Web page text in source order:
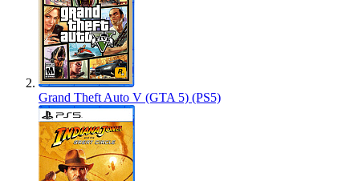
Grand Theft Auto V (GTA 5) (PS5)